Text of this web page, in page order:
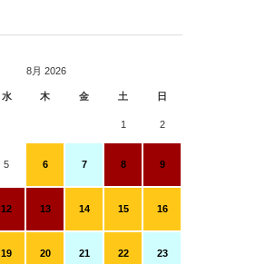
8月 2026
水 木 金 土 日
1 2
5 6 7 8 9
12 13 14 15 16
19 20 21 22 23